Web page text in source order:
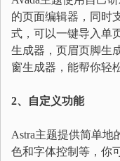
的页面编辑器，同时
式，可以一键导入单
生成器，页眉页脚生
窗生成器，能帮你轻
2、自定义功能
Astra主题提供简单地
色和字体控制等，你